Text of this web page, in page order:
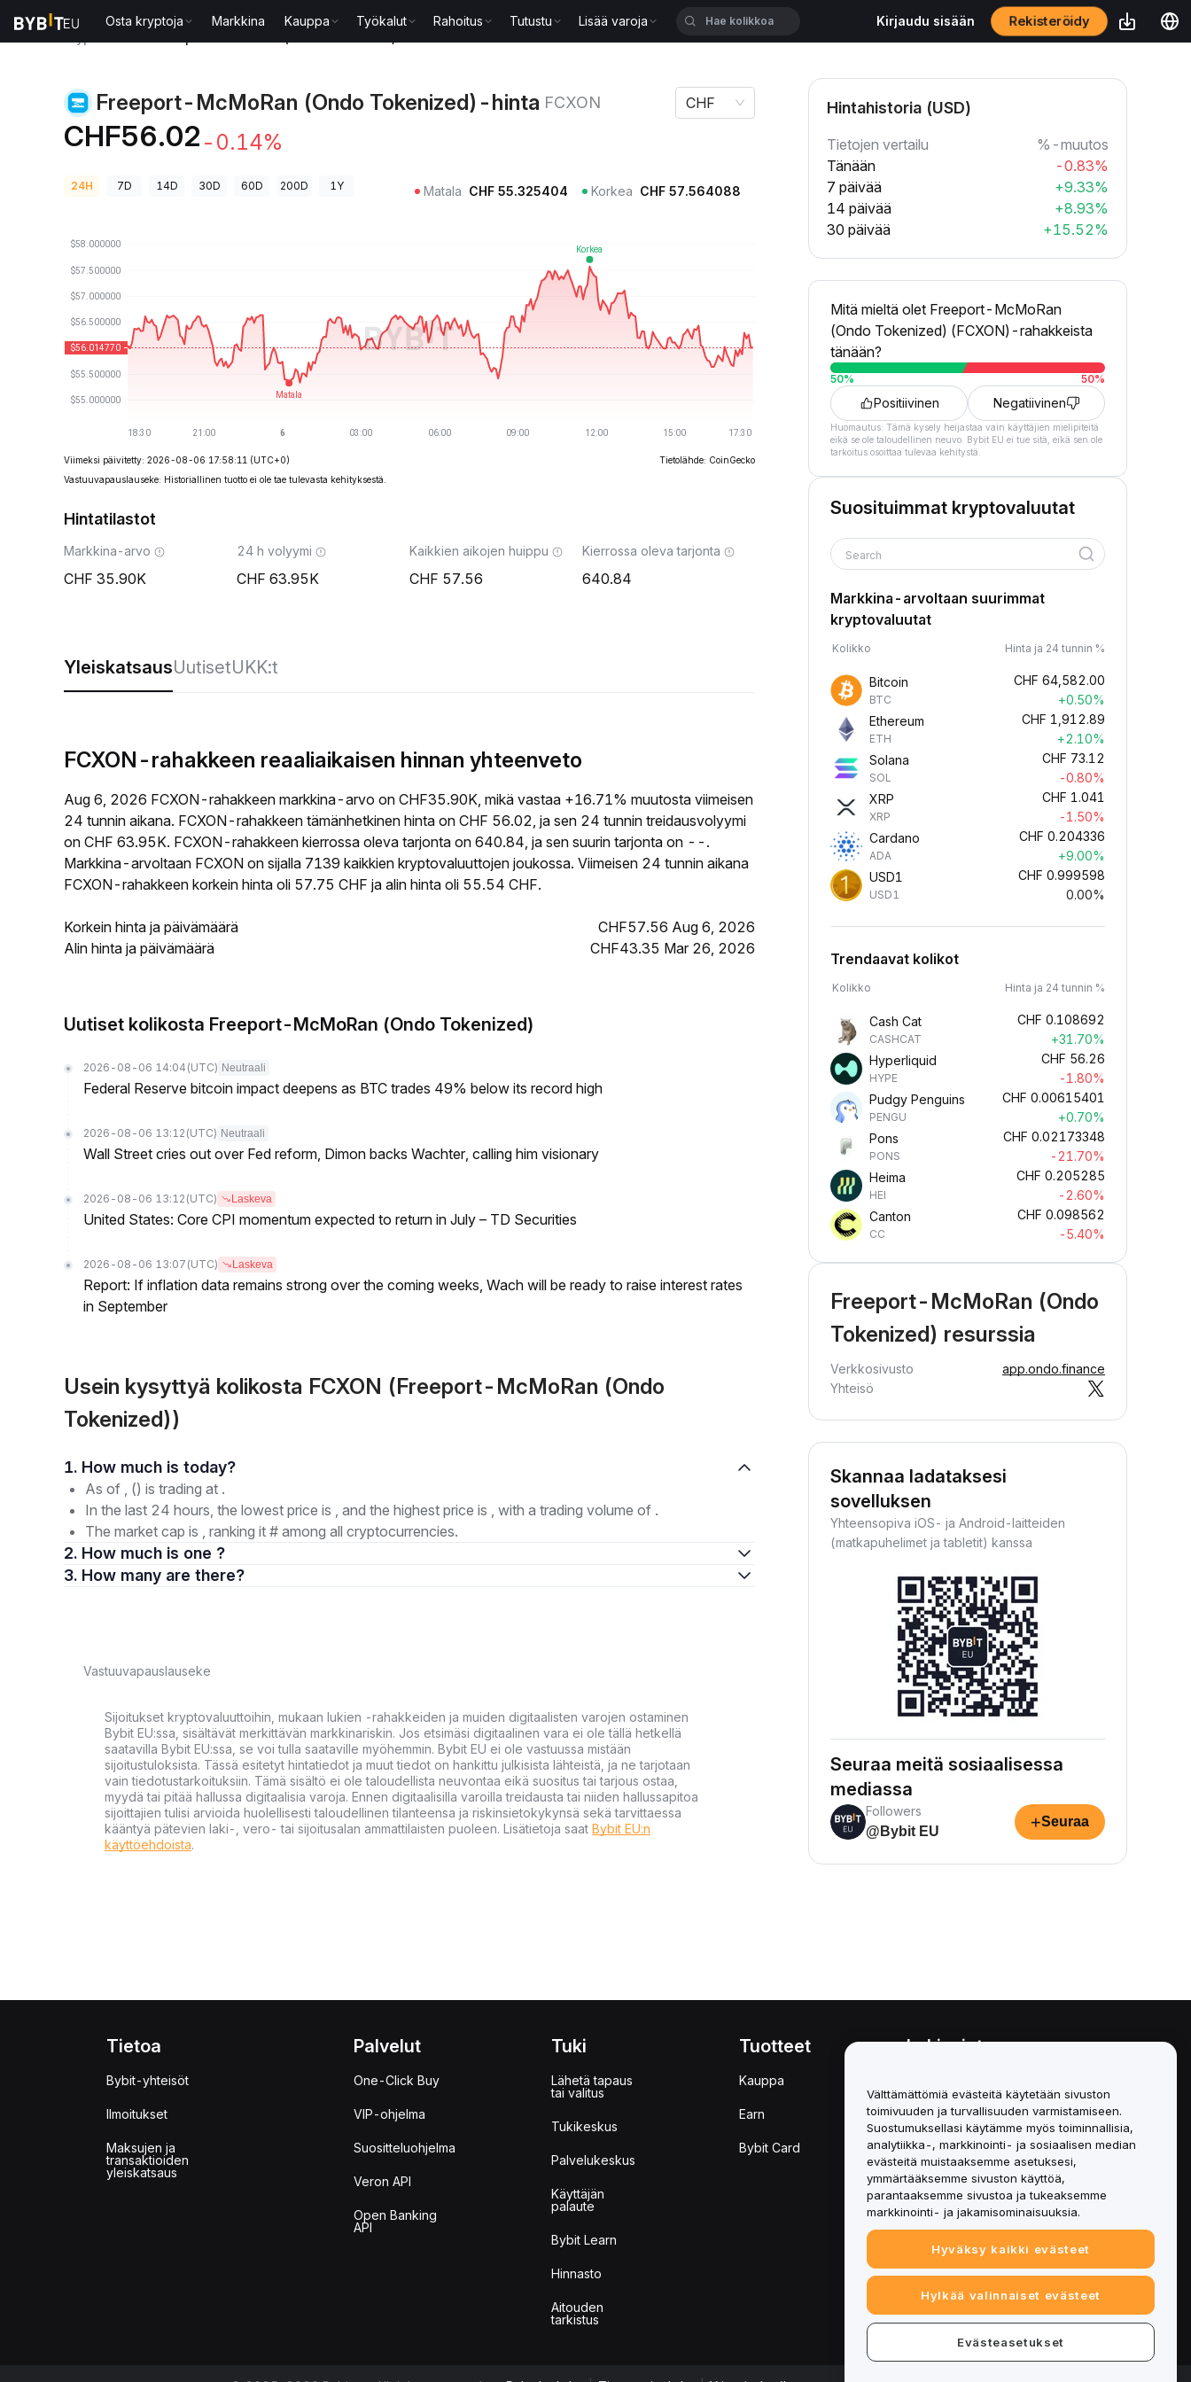
Osta kryptoja Markkina Kauppa Työkalut Rahoitus Tutustu Lisää varoja Kirjaudu sisään Rekisteröidy
Freeport-McMoRan (Ondo Tokenized)-hinta FCXON
CHF56.02 -0.14%
CHF
24H 7D 14D 30D 60D 200D 1Y Matala CHF 55.325404 Korkea CHF 57.564088
Viimeksi päivitetty: 2026-08-06 17:58:11 (UTC+0)
Tietolähde: CoinGecko
Vastuuvapauslauseke: Historiallinen tuotto ei ole tae tulevasta kehityksestä.
Hintatilastot
Markkina-arvo
35.90K
24 h volyymi
63.95K
Kaikkien aikojen huippu
57.56
Kierrossa oleva tarjonta
640.84
YleiskatsausUutisetUKK:t
FCXON-rahakkeen reaaliaikaisen hinnan yhteenveto
Aug 6, 2026 FCXON-rahakkeen markkina-arvo on CHF35.90K, mikä vastaa +16.71% muutosta viimeisen
24 tunnin aikana. FCXON-rahakkeen tämänhetkinen hinta on CHF 56.02, ja sen 24 tunnin treidausvolyymi
on CHF 63.95K. FCXON-rahakkeen kierrossa oleva tarjonta on 640.84, ja sen suurin tarjonta on --.
Markkina-arvoltaan FCXON on sijalla 7139 kaikkien kryptovaluuttojen joukossa. Viimeisen 24 tunnin aikana
FCXON-rahakkeen korkein hinta oli 57.75 CHF ja alin hinta oli 55.54 CHF.
Korkein hinta ja päivämäärä
CHF57.56 Aug 6, 2026
Alin hinta ja päivämäärä
CHF43.35 Mar 26, 2026
Uutiset kolikosta Freeport-McMoRan (Ondo Tokenized)
2026-08-06 14:04 (UTC) Neutraali
Federal Reserve bitcoin impact deepens as BTC trades 49% below its record high
2026-08-06 13:12 (UTC) Neutraali
Wall Street cries out over Fed reform, Dimon backs Wachter, calling him visionary
2026-08-06 13:12 (UTC) Laskeva
United States: Core CPI momentum expected to return in July – TD Securities
2026-08-06 13:07 (UTC) Laskeva
Report: If inflation data remains strong over the coming weeks, Wach will be ready to raise interest rates
in September
Usein kysyttyä kolikosta FCXON (Freeport-McMoRan (Ondo
Tokenized))
1. How much is today?
As of , () is trading at .
In the last 24 hours, the lowest price is , and the highest price is , with a trading volume of .
The market cap is , ranking it # among all cryptocurrencies.
2. How much is one ?
3. How many are there?
Vastuuvapauslauseke
Sijoitukset kryptovaluuttoihin, mukaan lukien -rahakkeiden ja muiden digitaalisten varojen ostaminen
Bybit EU:ssa, sisältävät merkittävän markkinariskin. Jos etsimäsi digitaalinen vara ei ole tällä hetkellä
saatavilla Bybit EU:ssa, se voi tulla saataville myöhemmin. Bybit EU ei ole vastuussa mistään
sijoitustuloksista. Tässä esitetyt hintatiedot ja muut tiedot on hankittu julkisista lähteistä, ja ne tarjotaan
vain tiedotustarkoituksiin. Tämä sisältö ei ole taloudellista neuvontaa eikä suositus tai tarjous ostaa,
myydä tai pitää hallussa digitaalisia varoja. Ennen digitaalisilla varoilla treidausta tai niiden hallussapitoa
sijoittajien tulisi arvioida huolellisesti taloudellinen tilanteensa ja riskinsietokykynsä sekä tarvittaessa
kääntyä pätevien laki-, vero- tai sijoitusalan ammattilaisten puoleen. Lisätietoja saat Bybit EU:n
käyttöehdoista.
Hintahistoria (USD)
Tietojen vertailu
%-muutos
Tänään
-0.83%
7 päivää
+9.33%
14 päivää
+8.93%
30 päivää
+15.52%
Mitä mieltä olet Freeport-McMoRan
(Ondo Tokenized) (FCXON)-rahakkeista
tänään?
50% 50%
Positiivinen Negatiivinen
Huomautus: Tämä kysely heijastaa vain käyttäjien mielipiteitä
eikä se ole taloudellinen neuvo. Bybit EU ei tue sitä, eikä sen ole
tarkoitus osoittaa tulevaa kehitystä.
Suosituimmat kryptovaluutat
Search
Markkina-arvoltaan suurimmat
kryptovaluutat
Kolikko Hinta ja 24 tunnin %
Bitcoin
BTC
CHF 64,582.00
+0.50%
Ethereum
ETH
CHF 1,912.89
+2.10%
Solana
SOL
CHF 73.12
-0.80%
XRP
XRP
CHF 1.041
-1.50%
Cardano
ADA
CHF 0.204336
+9.00%
USD1
USD1
CHF 0.999598
0.00%
Trendaavat kolikot
Kolikko Hinta ja 24 tunnin %
Cash Cat
CASHCAT
CHF 0.108692
+31.70%
Hyperliquid
HYPE
CHF 56.26
-1.80%
Pudgy Penguins
PENGU
CHF 0.00615401
+0.70%
Pons
PONS
CHF 0.02173348
-21.70%
Heima
HEI
CHF 0.205285
-2.60%
Canton
CC
CHF 0.098562
-5.40%
Freeport-McMoRan (Ondo
Tokenized) resurssia
Verkkosivusto
app.ondo.finance
Yhteisö
Skannaa ladataksesi
sovelluksen
Yhteensopiva iOS- ja Android-laitteiden
(matkapuhelimet ja tabletit) kanssa
Seuraa meitä sosiaalisessa
mediassa
Followers
@Bybit EU
+Seuraa
Tietoa
Bybit-yhteisöt
Ilmoitukset
Maksujen ja
transaktioiden
yleiskatsaus
Palvelut
One-Click Buy
VIP-ohjelma
Suositteluohjelma
Veron API
Open Banking
API
Tuki
Lähetä tapaus
tai valitus
Tukikeskus
Palvelukeskus
Käyttäjän
palaute
Bybit Learn
Hinnasto
Aitouden
tarkistus
Tuotteet
Kauppa
Earn
Bybit Card
Lakiasiat
Yhteenveto säilytys- ja
hallinnointikäytännöstä
ESG-tiedot
Crypto-Asset White Papers
Välttämättömiä evästeitä käytetään sivuston
toimivuuden ja turvallisuuden varmistamiseen.
Suostumuksellasi käytämme myös toiminnallisia,
analytiikka-, markkinointi- ja sosiaalisen median
evästeitä muistaaksemme asetuksesi,
ymmärtääksemme sivuston käyttöä,
parantaaksemme sivustoa ja tukeaksemme
markkinointi- ja jakamisominaisuuksia.
Hyväksy kaikki evästeet
Hylkää valinnaiset evästeet
Evästeasetukset